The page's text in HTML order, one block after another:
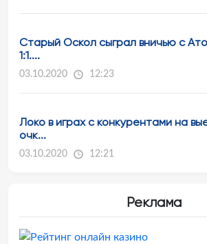
Старый Оскол сыграл вничью с
1:1....
03.10.2020 12:23
Локо в играх с конкурентами на
очк...
03.10.2020 12:21
Реклама